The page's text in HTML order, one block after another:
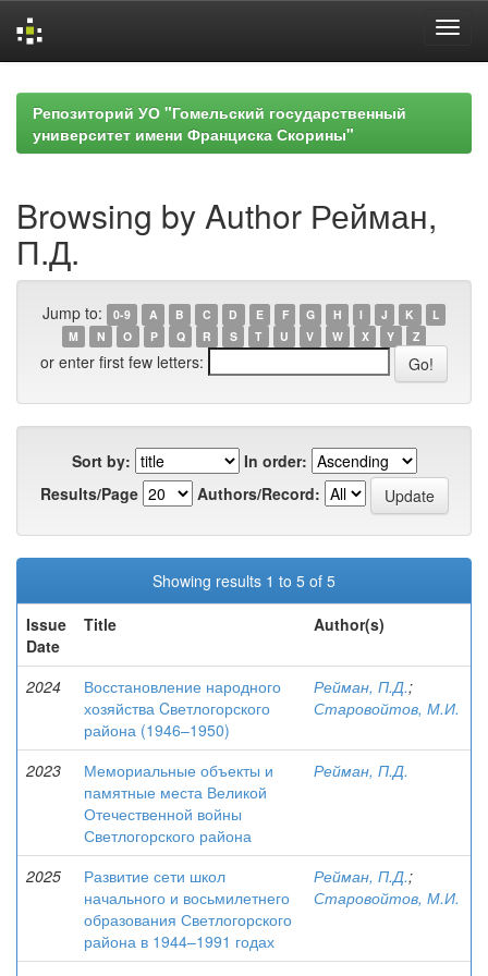
navigationРепозиторий УО "Гомельский государственный
университет имени Франциска Скорины"
Browsing by Author Рейман,
П.Д.
Jump to: 0-9 A B C D E F G H I J K
L
M
N O P Q R S T U V W X Y Z
or enter first few letters:
Sort by:
In order:
Results/Page
Authors/Record:
Showing results 1 to 5 of 5
Issue
Date
Title Author(s)
2024
Восстановление народного
хозяйства Cветлогорского
района (1946–1950)
Рейман, П.Д.;
Старовойтов, М.И.
2023
Мемориальные объекты и
памятные места Великой
Отечественной войны
Светлогорского района
Рейман, П.Д.
2025
Развитие сети школ
начального и восьмилетнего
образования Светлогорского
района в 1944–1991 годах
Рейман, П.Д.;
Старовойтов, М.И.